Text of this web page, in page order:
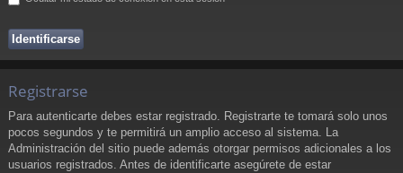
Registrarse
Para autenticarte debes estar registrado. Registrarte te tomará solo unos
pocos segundos y te permitirá un amplio acceso al sistema. La
Administración del sitio puede además otorgar permisos adicionales a los
usuarios registrados. Antes de identificarte asegúrete de estar